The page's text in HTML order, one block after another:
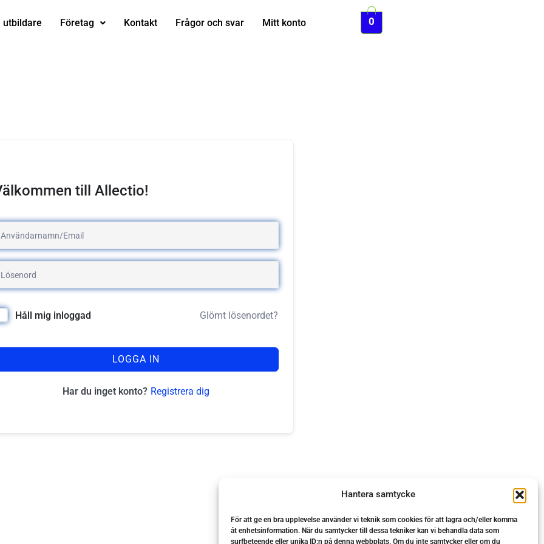
Hantera samtycke
För att ge en bra upplevelse använder vi teknik som cookies för att lagra och/eller komma
åt enhetsinformation. När du samtycker till dessa tekniker kan vi behandla data som
surfbeteende eller unika ID:n på denna webbplats. Om du inte samtycker eller om du
utbildare Företag Kontakt Frågor och svar Mitt konto 0
till Allectio!
Håll mig inloggad Glömt lösenordet?
LOGGA IN
Har du inget konto? Registrera dig